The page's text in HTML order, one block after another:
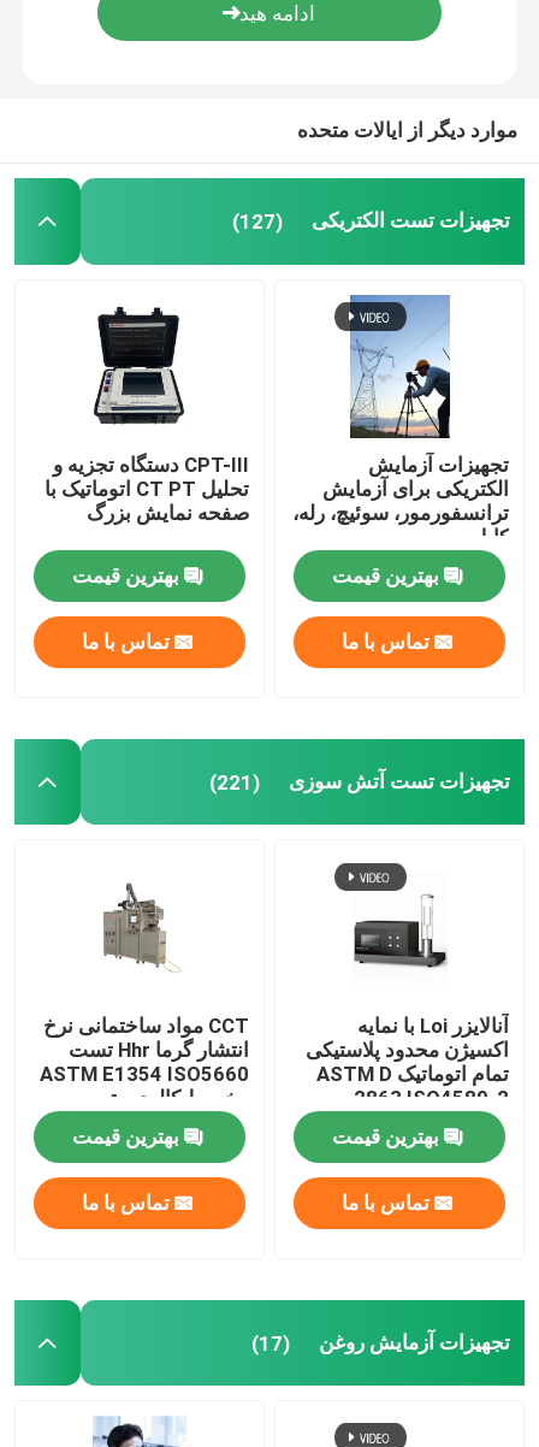
موارد دیگر از ایالات متحده
تجهیزات تست الکتریکی (127)
تجهیزات آزمایش
الکتریکی برای آزمایش
ترانسفورمور، سوئیچ، رله،
کابل
بهترین قیمت
تماس با ما
CPT-III دستگاه تجزیه و
تحلیل CT PT اتوماتیک با
صفحه نمایش بزرگ
بهترین قیمت
تماس با ما
تجهیزات تست آتش سوزی (221)
آنالایزر Loi با نمایه
اکسیژن محدود پلاستیکی
تمام اتوماتیک ASTM D
2863 ISO4589-2
بهترین قیمت
تماس با ما
CCT مواد ساختمانی نرخ
انتشار گرما Hhr تست
ASTM E1354 ISO5660
مخروط کالری متر
بهترین قیمت
تماس با ما
تجهیزات آزمایش روغن (17)